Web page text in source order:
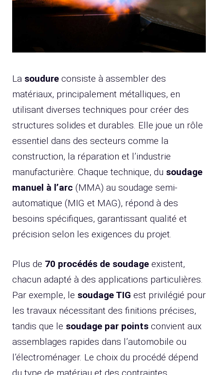
La soudure consiste à assembler des
matériaux, principalement métalliques, en
utilisant diverses techniques pour créer des
structures solides et durables. Elle joue un rôle
essentiel dans des secteurs comme la
construction, la réparation et l’industrie
manufacturière. Chaque technique, du soudage
manuel à l’arc (MMA) au soudage semi-
automatique (MIG et MAG), répond à des
besoins spécifiques, garantissant qualité et
précision selon les exigences du projet.
Plus de 70 procédés de soudage existent,
chacun adapté à des applications particulières.
Par exemple, le soudage TIG est privilégié pour
les travaux nécessitant des finitions précises,
tandis que le soudage par points convient aux
assemblages rapides dans l’automobile ou
l’électroménager. Le choix du procédé dépend